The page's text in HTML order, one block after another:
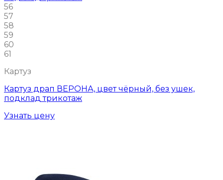
56
57
58
59
60
61
Картуз
Картуз драп ВЕРОНА, цвет чёрный, без ушек,
подклад трикотаж
Узнать цену